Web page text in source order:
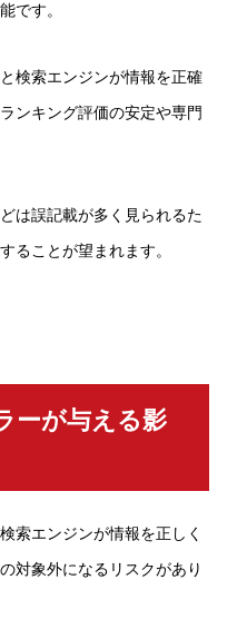
です。
検索エンジンが情報を正確
ンキング評価の安定や専門
は誤記載が多く見られるた
ることが望まれます。
ーが与える影
索エンジンが情報を正しく
対象外になるリスクがあり